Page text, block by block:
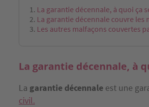
La garantie décennale, à quoi ça
La garantie décennale couvre les
Les autres malfaçons couvertes
La garantie décennale, à
La garantie décennale est une
civil.